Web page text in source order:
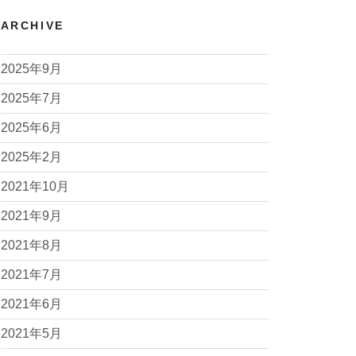
ARCHIVE
2025年9月
2025年7月
2025年6月
2025年2月
2021年10月
2021年9月
2021年8月
2021年7月
2021年6月
2021年5月